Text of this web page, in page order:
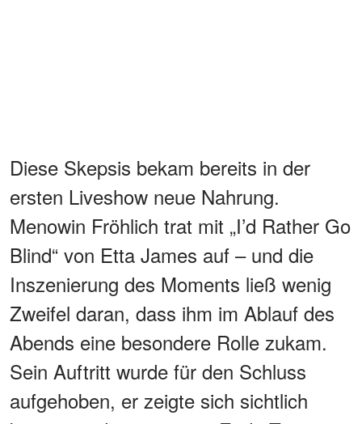
Diese Skepsis bekam bereits in der
ersten Liveshow neue Nahrung.
Menowin Fröhlich trat mit „I’d Rather Go
Blind“ von Etta James auf – und die
Inszenierung des Moments ließ wenig
Zweifel daran, dass ihm im Ablauf des
Abends eine besondere Rolle zukam.
Sein Auftritt wurde für den Schluss
aufgehoben, er zeigte sich sichtlich